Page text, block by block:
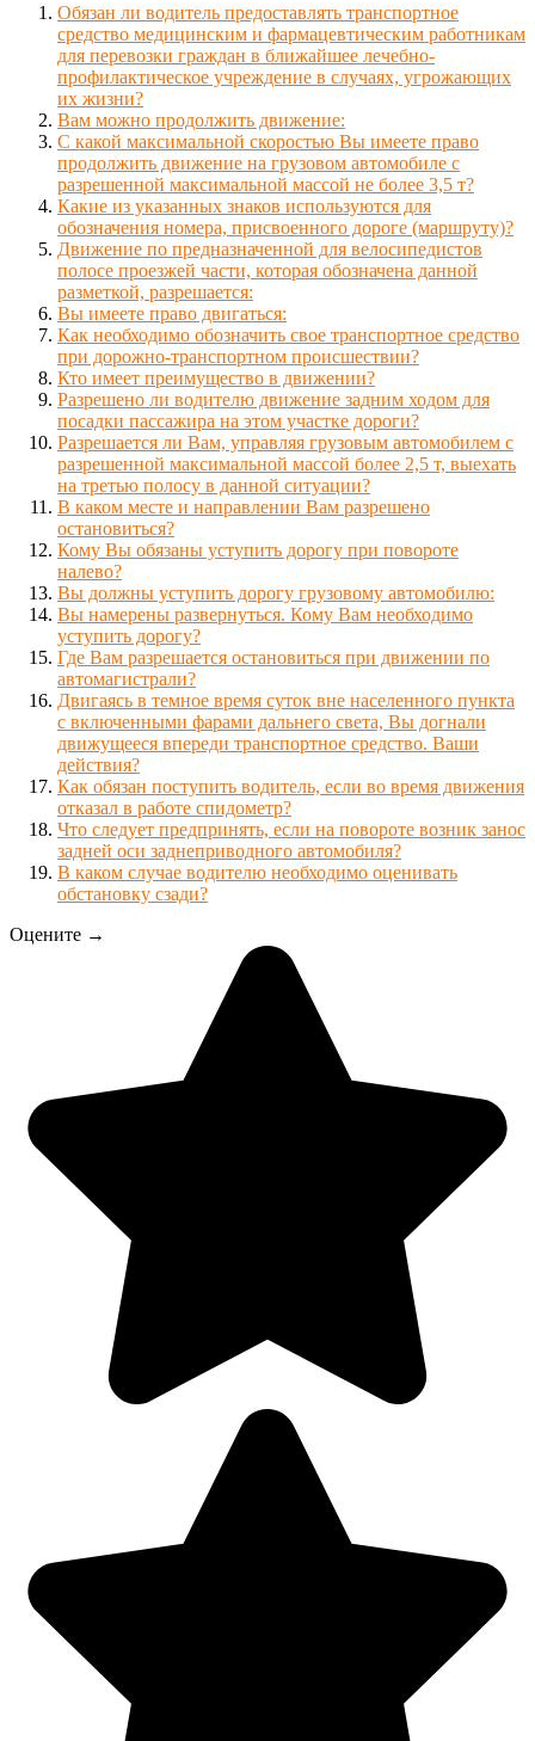
Обязан ли водитель предоставлять транспортное
средство медицинским и фармацевтическим работникам
для перевозки граждан в ближайшее лечебно-
профилактическое учреждение в случаях, угрожающих
их жизни?
Вам можно продолжить движение:
С какой максимальной скоростью Вы имеете право
продолжить движение на грузовом автомобиле с
разрешенной максимальной массой не более 3,5 т?
Какие из указанных знаков используются для
обозначения номера, присвоенного дороге (маршруту)?
Движение по предназначенной для велосипедистов
полосе проезжей части, которая обозначена данной
разметкой, разрешается:
Вы имеете право двигаться:
Как необходимо обозначить свое транспортное средство
при дорожно-транспортном происшествии?
Кто имеет преимущество в движении?
Разрешено ли водителю движение задним ходом для
посадки пассажира на этом участке дороги?
Разрешается ли Вам, управляя грузовым автомобилем с
разрешенной максимальной массой более 2,5 т, выехать
на третью полосу в данной ситуации?
В каком месте и направлении Вам разрешено
остановиться?
Кому Вы обязаны уступить дорогу при повороте
налево?
Вы должны уступить дорогу грузовому автомобилю:
Вы намерены развернуться. Кому Вам необходимо
уступить дорогу?
Где Вам разрешается остановиться при движении по
автомагистрали?
Двигаясь в темное время суток вне населенного пункта
с включенными фарами дальнего света, Вы догнали
движущееся впереди транспортное средство. Ваши
действия?
Как обязан поступить водитель, если во время движения
отказал в работе спидометр?
Что следует предпринять, если на повороте возник занос
задней оси заднеприводного автомобиля?
В каком случае водителю необходимо оценивать
обстановку сзади?
Оцените →